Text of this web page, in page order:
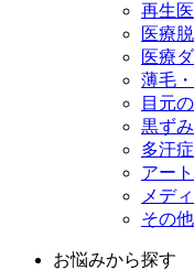
再生
医療
医療
薄毛
目元
黒ず
多汗
アー
メデ
その他
お悩みから探す